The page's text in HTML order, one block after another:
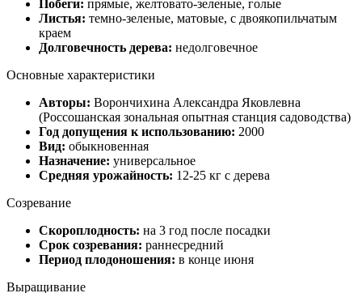
Побеги: прямые, желтовато-зеленые, голые
Листья: темно-зеленые, матовые, с двоякопильчатым
краем
Долговечность дерева: недолговечное
Основные характеристики
Авторы: Ворончихина Александра Яковлевна
(Россошанская зональная опытная станция садоводства)
Год допущения к использованию: 2000
Вид: обыкновенная
Назначение: универсальное
Средняя урожайность: 12-25 кг с дерева
Созревание
Скороплодность: на 3 год после посадки
Срок созревания: раннесредний
Период плодоношения: в конце июня
Выращивание